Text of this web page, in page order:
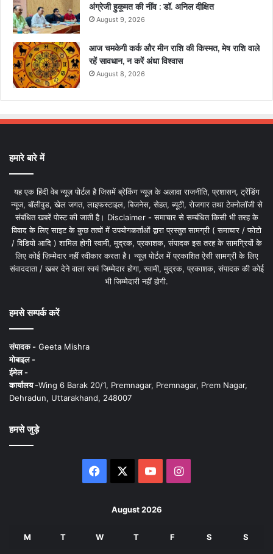
अंग्रेजी हुकूमत की नींव : डॉ. अनिल दीक्षित
August 9, 2026
आज चमकेगी कर्क और मीन राशि की किस्मत, मेष राशि वाले
रहें सावधान, न करें अंधा विश्वास
August 8, 2026
हमारे बारे में
यह एक हिंदी वेब न्यूज़ पोर्टल है जिसमें ब्रेकिंग न्यूज़ के अलावा राजनीति, प्रशासन, ट्रेंडिंग
न्यूज, बॉलीवुड, खेल जगत, लाइफस्टाइल, बिजनेस, सेहत, ब्यूटी, रोजगार तथा टेक्नोलॉजी से
संबंधित खबरें पोस्ट की जाती है। Disclaimer - समाचार से सम्बंधित किसी भी तरह के
विवाद के लिए साइट के कुछ तत्वों में उपयोगकर्ताओं द्वारा प्रस्तुत सामग्री ( समाचार / फोटो
/ विडियो आदि ) शामिल होगी स्वामी, मुद्रक, प्रकाशक, संपादक इस तरह के सामग्रियों के
लिए कोई ज़िम्मेदार नहीं स्वीकार करता है। न्यूज़ पोर्टल में प्रकाशित ऐसी सामग्री के लिए
संवाददाता / खबर देने वाला स्वयं जिम्मेदार होगा, स्वामी, मुद्रक, प्रकाशक, संपादक की कोई
भी जिम्मेदारी नहीं होगी.
हमसे सम्पर्क करें
संपादक - Geeta Mishra
मोबाइल -
ईमेल -
कार्यालय -Wing 6 Barak 20/1, Premnagar, Premnagar, Prem Nagar,
Dehradun, Uttarakhand, 248007
हमसे जुड़े
Facebook YouTubeInstagram
August 2026
M T W T F S S